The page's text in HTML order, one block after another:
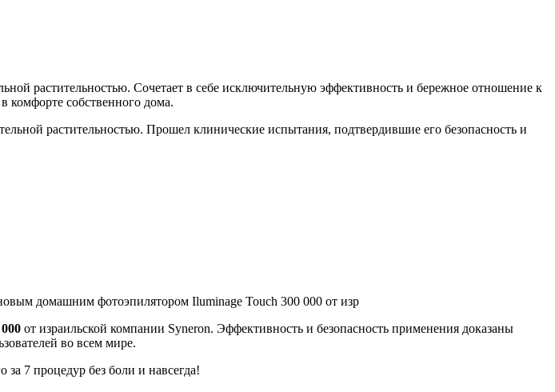
растительностью. Сочетает в себе исключительную эффективность и бережное отношение к
комфорте собственного дома.
растительностью. Прошел клинические испытания, подтвердившие его безопасность и
фотоэпилятором Iluminage Touch 300 000 от изр
от израильской компании Syneron. Эффективность и безопасность применения доказаны
во всем мире.
7 процедур без боли и навсегда!